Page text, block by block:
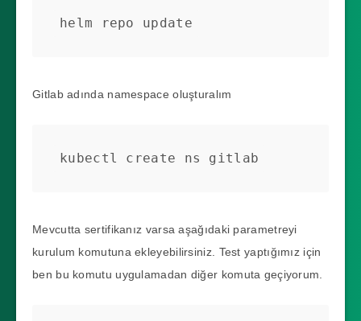
helm repo update
Gitlab adında namespace oluşturalım
kubectl create ns gitlab
Mevcutta sertifikanız varsa aşağıdaki parametreyi
kurulum komutuna ekleyebilirsiniz. Test yaptığımız için
ben bu komutu uygulamadan diğer komuta geçiyorum.